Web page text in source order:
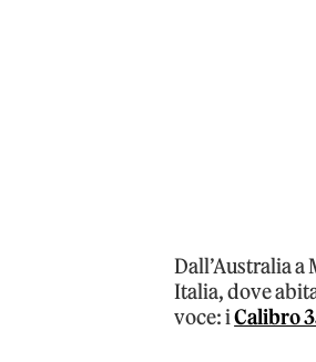
Dall’Australia a
Italia, dove
voce: iCalibro